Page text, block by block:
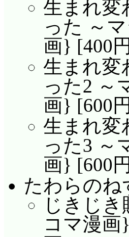
生まれ変
った ～
画} [400
生まれ変
った2 ～
画} [600
生まれ変
った3 ～
画} [600
たわらのね
じきじ
コマ漫画